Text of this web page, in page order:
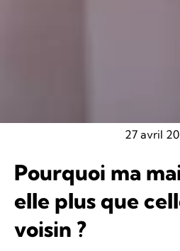
27 avril
Pourquoi ma
elle plus que
voisin ?